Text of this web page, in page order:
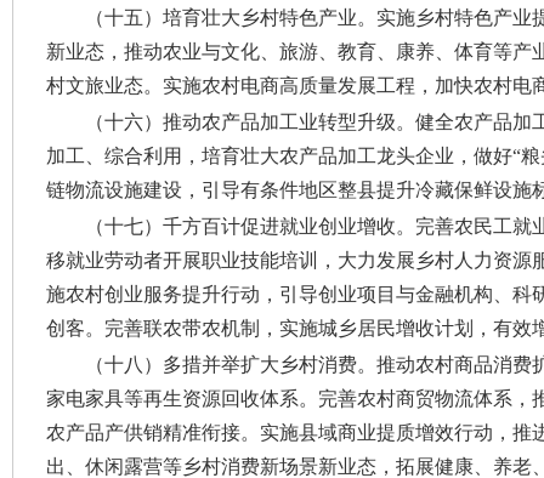
（十五）培育壮大乡村特色产业。 实施乡村特色产业
新业态，推动农业与文化、旅游、教育、康养、体育等
村文旅业态。实施农村电商高质量发展工程，加快农村
（十六）推动农产品加工业转型升级。 健全农产品加
加工、综合利用，培育壮大农产品加工龙头企业，做好“
链物流设施建设，引导有条件地区整县提升冷藏保鲜设施
（十七）千方百计促进就业创业增收。 完善农民工就
移就业劳动者开展职业技能培训，大力发展乡村人力资
施农村创业服务提升行动，引导创业项目与金融机构、
创客。完善联农带农机制，实施城乡居民增收计划，有
（十八）多措并举扩大乡村消费。 推动农村商品消费
家电家具等再生资源回收体系。完善农村商贸物流体系
农产品产供销精准衔接。实施县域商业提质增效行动，
出、休闲露营等乡村消费新场景新业态，拓展健康、养老